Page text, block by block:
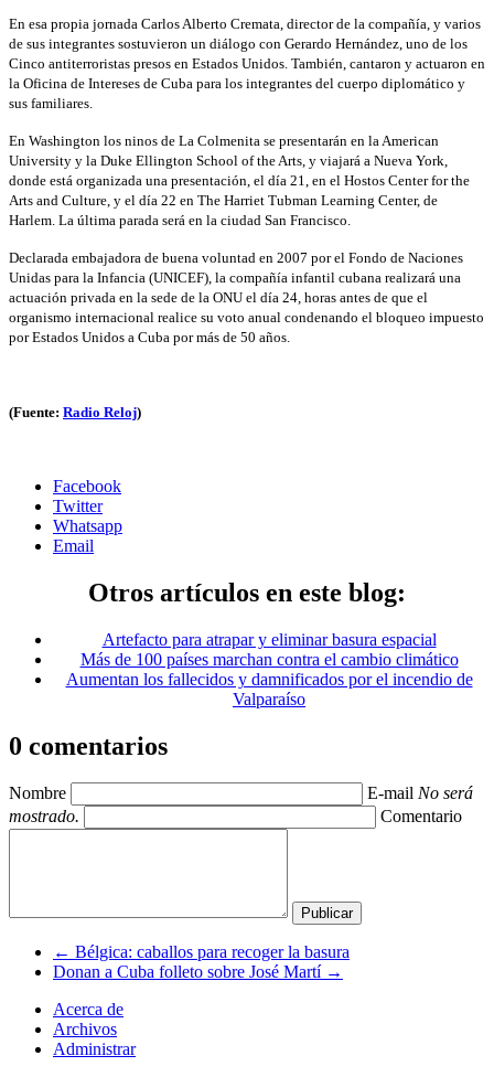
En esa propia jornada Carlos Alberto Cremata, director de la compañía, y varios
de sus integrantes sostuvieron un diálogo con Gerardo Hernández, uno de los
Cinco antiterroristas presos en Estados Unidos. También, cantaron y actuaron en
la Oficina de Intereses de Cuba para los integrantes del cuerpo diplomático y
sus familiares.
En Washington los ninos de La Colmenita se presentarán en la American
University y la Duke Ellington School of the Arts, y viajará a Nueva York,
donde está organizada una presentación, el día 21, en el Hostos Center for the
Arts and Culture, y el día 22 en The Harriet Tubman Learning Center, de
Harlem. La última parada será en la ciudad San Francisco.
Declarada embajadora de buena voluntad en 2007 por el Fondo de Naciones
Unidas para la Infancia (UNICEF), la compañía infantil cubana realizará una
actuación privada en la sede de la ONU el día 24, horas antes de que el
organismo internacional realice su voto anual condenando el bloqueo impuesto
por Estados Unidos a Cuba por más de 50 años.
(Fuente: Radio Reloj)
Facebook
Twitter
Whatsapp
Email
Otros artículos en este blog:
Artefacto para atrapar y eliminar basura espacial
Más de 100 países marchan contra el cambio climático
Aumentan los fallecidos y damnificados por el incendio de
Valparaíso
0 comentarios
Nombre E-mail No será
mostrado.
Comentario
← Bélgica: caballos para recoger la basura
Donan a Cuba folleto sobre José Martí →
Acerca de
Archivos
Administrar